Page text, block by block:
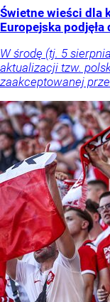
Świetne wieści dla
Europejska podjęła
W środę (tj. 5
aktualizacji tzw.
zaakceptowanej